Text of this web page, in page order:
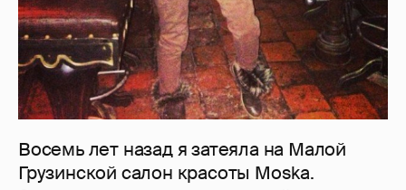
Восемь лет назад я затеяла на Малой
Грузинской салон красоты Moska.